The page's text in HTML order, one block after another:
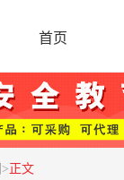
首页
> 正文